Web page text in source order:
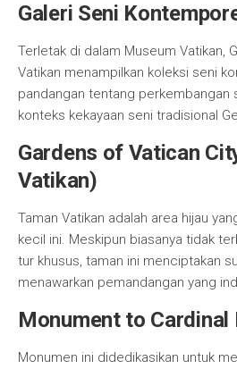
Galeri Seni
Terletak di dalam Museum Vatikan,
Vatikan menampilkan koleksi seni
pandangan tentang perkembangan
konteks kekayaan seni tradisional
Gardens of Vatican
Vatikan)
Taman Vatikan adalah area hijau
kecil ini. Meskipun biasanya tidak
tur khusus, taman ini menciptakan
menawarkan pemandangan yang
Monument to Cardinal
Monumen ini didedikasikan untuk